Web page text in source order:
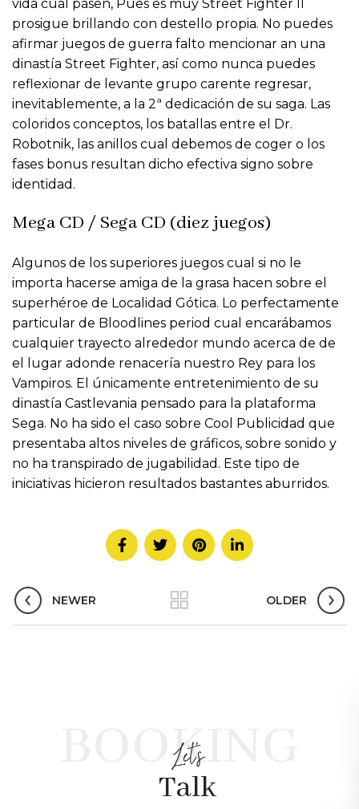
vida cual pasen, Pues es muy Street Fighter II
prosigue brillando con destello propia. No puedes
afirmar juegos de guerra falto mencionar an una
dinastía Street Fighter, así­ como nunca puedes
reflexionar de levante grupo carente regresar,
inevitablemente, a la 2ª dedicación de su saga. Las
coloridos conceptos, los batallas entre el Dr.
Robotnik, las anillos cual debemos de coger o los
fases bonus resultan dicho efectiva signo sobre
identidad.
Mega CD / Sega CD (diez juegos)
Algunos de los superiores juegos cual si no le
importa hacerse amiga de la grasa hacen sobre el
superhéroe de Localidad Gótica. Lo perfectamente
particular de Bloodlines period cual encarábamos
cualquier trayecto alrededor mundo acerca de de
el lugar adonde renacería nuestro Rey para los
Vampiros. El únicamente entretenimiento de su
dinastía Castlevania pensado para la plataforma
Sega. No ha sido el caso sobre Cool Publicidad que
presentaba altos niveles de gráficos, sobre sonido y
no ha transpirado de jugabilidad. Este tipo de
iniciativas hicieron resultados bastantes aburridos.
NEWER OLDER
BOOKING
Let's
Talk